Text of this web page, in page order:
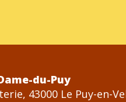
du-Puy
43000 Le Puy-en-